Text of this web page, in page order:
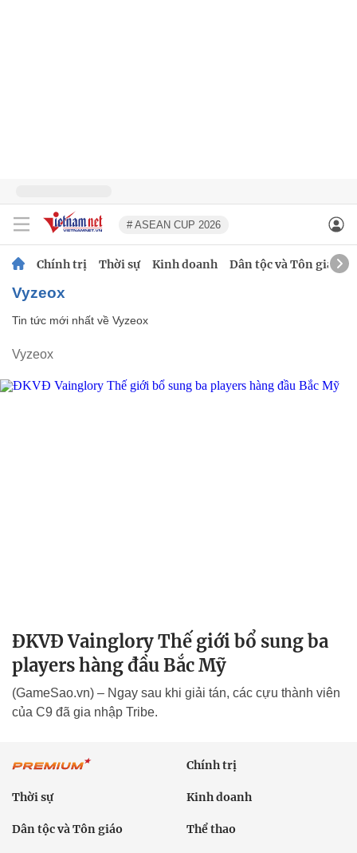
# ASEAN CUP 2026
Chính trị Thời sự Kinh doanh Dân tộc và Tôn giáo
Vyzeox
Tin tức mới nhất về Vyzeox
Vyzeox
ĐKVĐ Vainglory Thế giới bổ sung ba
players hàng đầu Bắc Mỹ
(GameSao.vn) – Ngay sau khi giải tán, các cựu thành viên
của C9 đã gia nhập Tribe.
Chính trị
Thời sự Kinh doanh
Dân tộc và Tôn giáo Thể thao